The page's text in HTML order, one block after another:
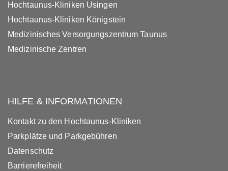
Hochtaunus-Kliniken Usingen
Hochtaunus-Kliniken Königstein
Medizinisches Versorgungszentrum Taunus
Medizinische Zentren
HILFE & INFORMATIONEN
Kontakt zu den Hochtaunus-Kliniken
Parkplätze und Parkgebühren
Datenschutz
Barrierefreiheit